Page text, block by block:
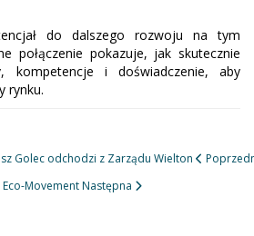
do dalszego rozwoju na tym
połączenie pokazuje, jak skutecznie
kompetencje i doświadczenie, aby
rynku.
Golec odchodzi z Zarządu Wielton
MovementNastępna